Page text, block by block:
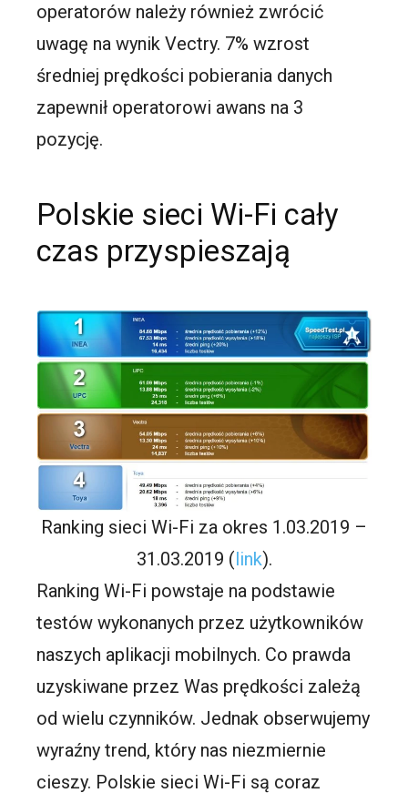
operatorów należy również zwrócić
uwagę na wynik Vectry. 7% wzrost
średniej prędkości pobierania danych
zapewnił operatorowi awans na 3
pozycję.
Polskie sieci Wi-Fi cały
czas przyspieszają
Ranking sieci Wi-Fi za okres 1.03.2019 –
31.03.2019 (link).
Ranking Wi-Fi powstaje na podstawie
testów wykonanych przez użytkowników
naszych aplikacji mobilnych. Co prawda
uzyskiwane przez Was prędkości zależą
od wielu czynników. Jednak obserwujemy
wyraźny trend, który nas niezmiernie
cieszy. Polskie sieci Wi-Fi są coraz